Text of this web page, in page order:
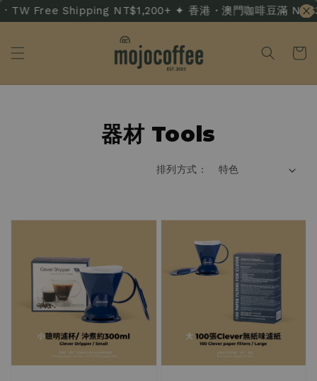
TW Free Shipping NT$1,200+ ✦ 香港・澳門咖啡豆滿
器材 Tools
排列方式 :
大小聰明濾杯、無紙味濾紙，沖煮更穩定。
讓咖啡的本味，清晰呈現在每一杯之中。
順便逛逛咖啡豆 Shop Coffee